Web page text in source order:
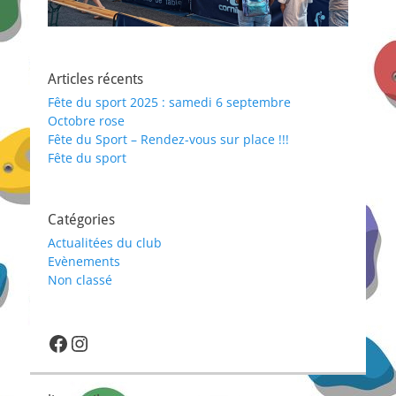
Articles récents
Fête du sport 2025 : samedi 6 septembre
Octobre rose
Fête du Sport – Rendez-vous sur place !!!
Fête du sport
Catégories
Actualitées du club
Evènements
Non classé
lien ver la page facebook du club : https://fr-fr.facebook.com/verticaleudois/
Instagram